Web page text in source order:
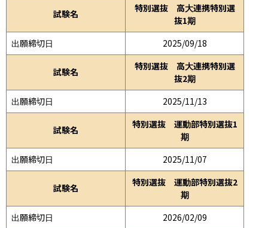
試験名
特別選抜 高大連携特別選
抜1期
出願締切日
2025/09/18
試験名
特別選抜 高大連携特別選
抜2期
出願締切日
2025/11/13
試験名
特別選抜 運動部特別選抜1
期
出願締切日
2025/11/07
試験名
特別選抜 運動部特別選抜2
期
出願締切日
2026/02/09